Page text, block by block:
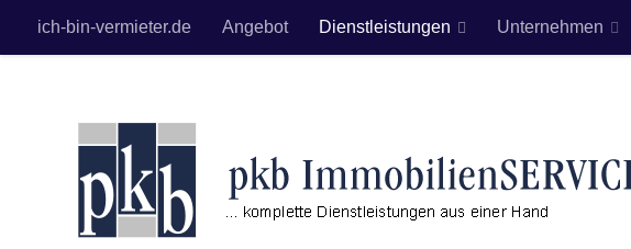
Zum Inhalt springen
ich-bin-vermieter.de Angebot Dienstleistungen Unternehmen